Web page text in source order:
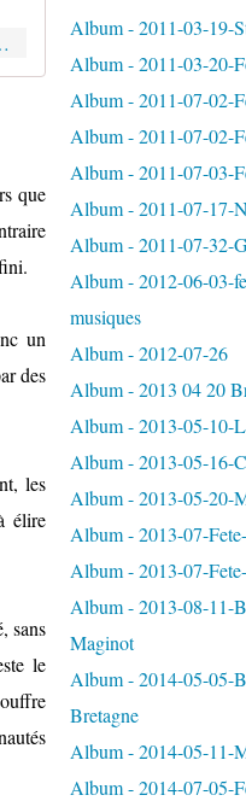
n
t
s
s
e
e
x
v
l
e
r
veulent-censurer-eric-zemmour
que
un
des
les
élire
sans
le
Album - 2011-03-19-
Album - 2011-03-20-
Album - 2011-07-02-
Album - 2011-07-02-
Album - 2011-07-03-
Album - 2011-07-17-
Album - 2011-07-32-
Album - 2012-06-03-
musiques
Album - 2012-07-26
Album - 2013 04 20
Album - 2013-05-10-
Album - 2013-05-16-
Album - 2013-05-20-
Album - 2013-07-
Album - 2013-07-
Album - 2013-08-11-
Maginot
Album - 2014-05-05-
Bretagne
Album - 2014-05-11-
Album - 2014-07-05-